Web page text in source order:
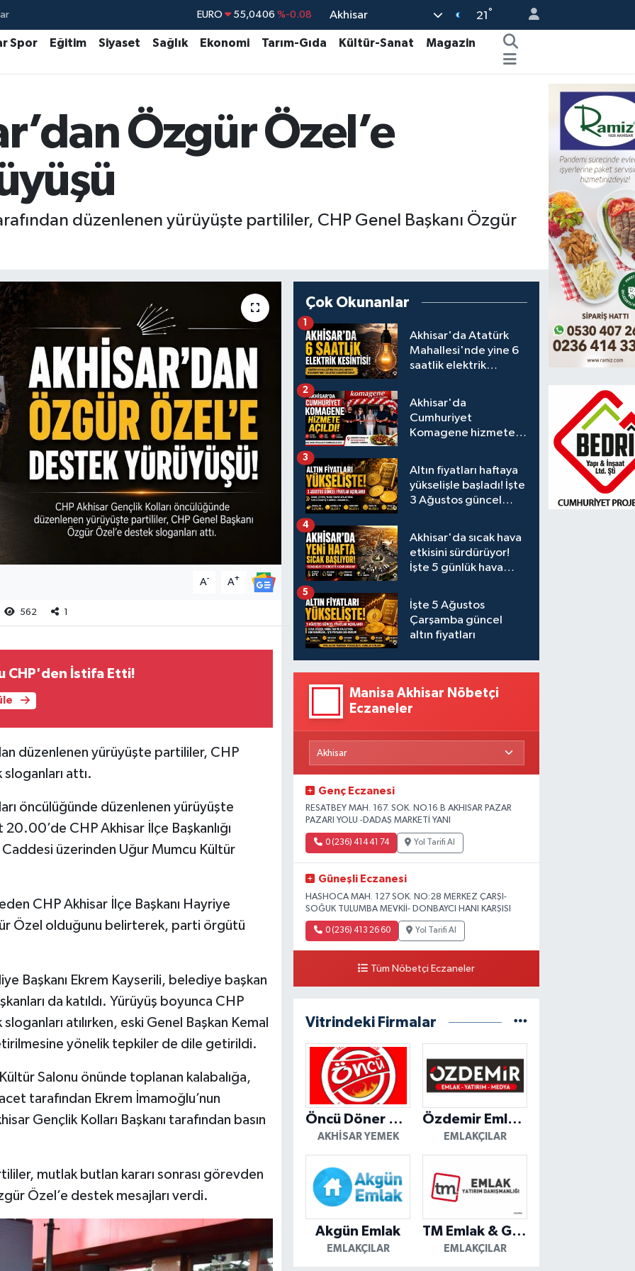
STERLİN 64,2143 %0
GRAM ALTIN 6500.87 %0.12
DOLAR 47,6704
EURO 55,0406 %-0.08
Akhisar 21 °
Spor Eğitim Siyaset Sağlık Ekonomi Tarım-Gıda Kültür-Sanat
Magazin
Özgür Özel’e
düzenlenen yürüyüşte partililer, CHP Genel Başkanı Özgür
A- A+
562
CHP'den İstifa Etti!
düzenlenen yürüyüşte partililer, CHP
attı.
öncülüğünde düzenlenen yürüyüşte
CHP Akhisar İlçe Başkanlığı
üzerinden Uğur Mumcu Kültür
CHP Akhisar İlçe Başkanı Hayriye
Özel olduğunu belirterek, parti örgütü
Başkanı Ekrem Kayserili, belediye başkan
da katıldı. Yürüyüş boyunca CHP
atılırken, eski Genel Başkan Kemal
yönelik tepkiler de dile getirildi.
Salonu önünde toplanan kalabalığa,
tarafından Ekrem İmamoğlu’nun
Gençlik Kolları Başkanı tarafından basın
mutlak butlan kararı sonrası görevden
Özel’e destek mesajları verdi.
Çok Okunanlar
Akhisar'da Atatürk
Mahallesi'nde yine 6
saatlik elektrik
1
Akhisar'da
Cumhuriyet
Komagene hizmete
2
Altın fiyatları haftaya
yükselişle başladı! İşte
3 Ağustos güncel
3
Akhisar'da sıcak hava
etkisini sürdürüyor!
İşte 5 günlük hava
4
İşte 5 Ağustos
Çarşamba güncel
altın fiyatları
5
Manisa Akhisar Nöbetçi
Eczaneler
Genç Eczanesi
RESATBEY MAH. 167. SOK. NO.16 B AKHISAR PAZAR
PAZARI YOLU -DADAŞ MARKETİ YANI
0 (236) 414 41 74 Yol Tarifi Al
Güneşli Eczanesi
HASHOCA MAH. 127 SOK. NO:28 MERKEZ ÇARŞI-
SOĞUK TULUMBA MEVKİİ- DONBAYCI HANI KARŞISI
0 (236) 413 26 60 Yol Tarifi Al
Tüm Nöbetçi Eczaneler
Vitrindeki Firmalar
Öncü Döner Akhisar
AKHISAR YEMEK
Özdemir Emlak Yatırım
EMLAKÇILAR
Akgün Emlak
EMLAKÇILAR
TM Emlak & Gayrimenkul
EMLAKÇILAR